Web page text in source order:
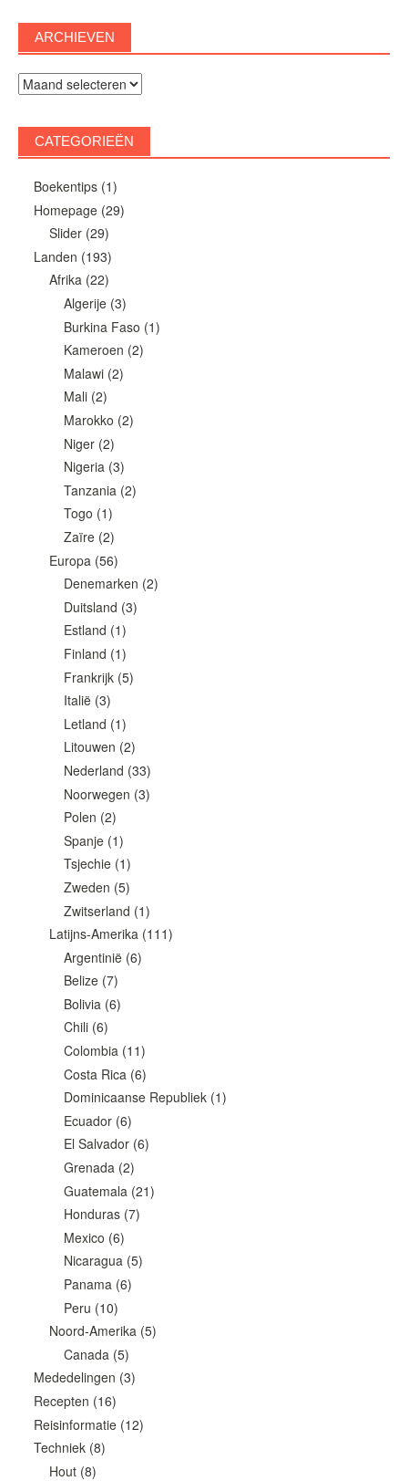
ARCHIEVEN
Archieven
CATEGORIEËN
Boekentips(1)
Homepage(29)
Slider(29)
Landen (193)
Afrika(22)
Algerije (3)
Burkina Faso (1)
Kameroen (2)
Malawi (2)
Mali (2)
Marokko (2)
Niger (2)
Nigeria (3)
Tanzania (2)
Togo (1)
Zaïre (2)
Europa (56)
Denemarken (2)
Duitsland (3)
Estland (1)
Finland (1)
Frankrijk (5)
Italië (3)
Letland (1)
Litouwen (2)
Nederland (33)
Noorwegen (3)
Polen (2)
Spanje (1)
Tsjechie (1)
Zweden (5)
Zwitserland (1)
Latijns-Amerika(111)
Argentinië (6)
Belize (7)
Bolivia (6)
Chili (6)
Colombia (11)
Costa Rica (6)
Dominicaanse Republiek (1)
Ecuador (6)
El Salvador (6)
Grenada (2)
Guatemala (21)
Honduras (7)
Mexico (6)
Nicaragua (5)
Panama (6)
Peru (10)
Noord-Amerika(5)
Canada (5)
Mededelingen (3)
Recepten (16)
Reisinformatie(12)
Techniek(8)
Hout(8)